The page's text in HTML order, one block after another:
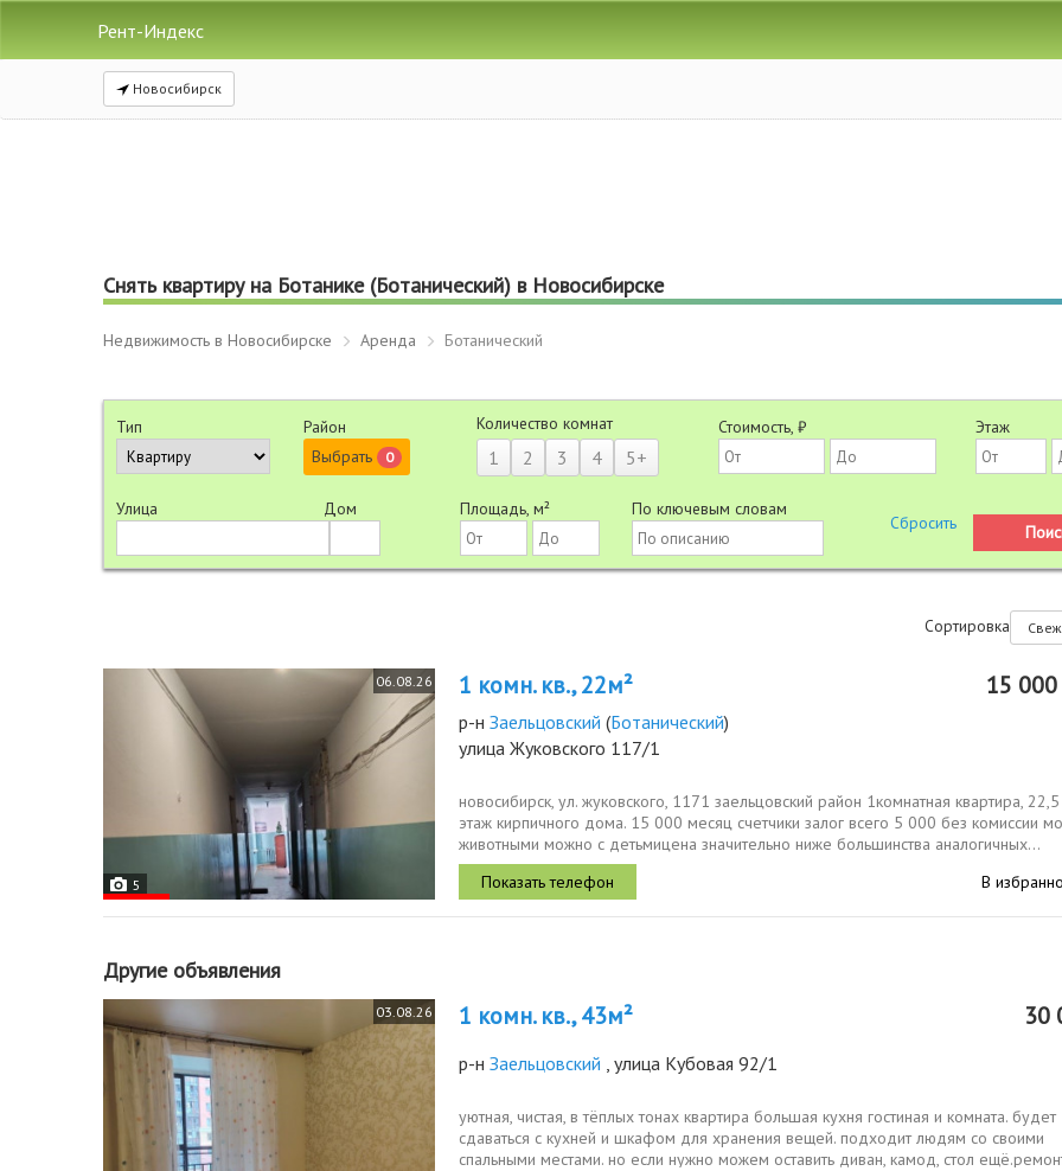
Рент-Индекс
Новосибирск
Снять квартиру на Ботанике (Ботанический) в Новосибирске
Недвижимость в Новосибирске Аренда Ботанический
Тип
Район
Выбрать
0
Количество комнат
1 2 3 4 5+
Стоимость, ₽ Этаж
Улица Дом Площадь, м² По ключевым словам
Сортировка
06.08.26
5
1 комн. кв., 22м² 15 000
р-н Заельцовский (Ботанический)
улица Жуковского 117/1
новосибирск, ул. жуковского, 1171 заельцовский район 1комнатная квартира,
этаж кирпичного дома. 15 000 месяц счетчики залог всего 5 000 без комиссии
животными можно с детьмицена значительно ниже большинства аналогичных...
В
Другие объявления
03.08.26 1 комн. кв., 43м² 30
р-н Заельцовский , улица Кубовая 92/1
уютная, чистая, в тёплых тонах квартира большая кухня гостиная и комната. будет
сдаваться с кухней и шкафом для хранения вещей. подходит людям со своими
спальными местами. но если нужно можем оставить диван, камод, стол